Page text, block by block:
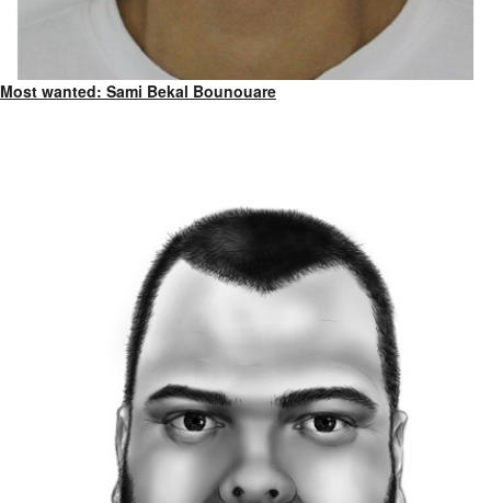
Most wanted: Sami Bekal Bounouare